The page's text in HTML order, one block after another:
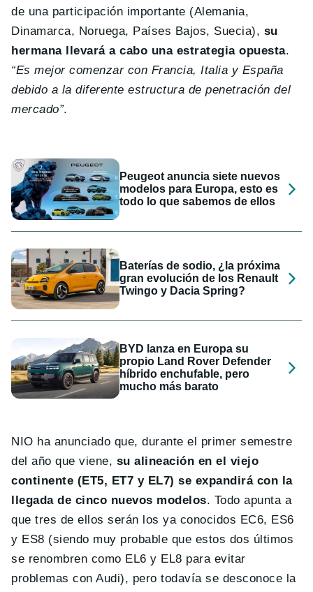
de una participación importante (Alemania,
Dinamarca, Noruega, Países Bajos, Suecia), su
hermana llevará a cabo una estrategia opuesta.
“Es mejor comenzar con Francia, Italia y España
debido a la diferente estructura de penetración del
mercado”.
Peugeot anuncia siete nuevos
modelos para Europa, esto es
todo lo que sabemos de ellos
Baterías de sodio, ¿la próxima
gran evolución de los Renault
Twingo y Dacia Spring?
BYD lanza en Europa su
propio Land Rover Defender
híbrido enchufable, pero
mucho más barato
NIO ha anunciado que, durante el primer semestre
del año que viene, su alineación en el viejo
continente (ET5, ET7 y EL7) se expandirá con la
llegada de cinco nuevos modelos. Todo apunta a
que tres de ellos serán los ya conocidos EC6, ES6
y ES8 (siendo muy probable que estos dos últimos
se renombren como EL6 y EL8 para evitar
problemas con Audi), pero todavía se desconoce la